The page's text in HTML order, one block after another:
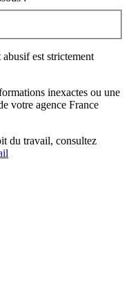
est strictement
inexactes ou une
votre agence France
du travail, consultez